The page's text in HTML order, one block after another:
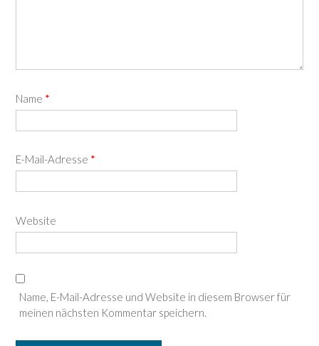
Name *
E-Mail-Adresse *
Website
Name, E-Mail-Adresse und Website in diesem Browser für
meinen nächsten Kommentar speichern.